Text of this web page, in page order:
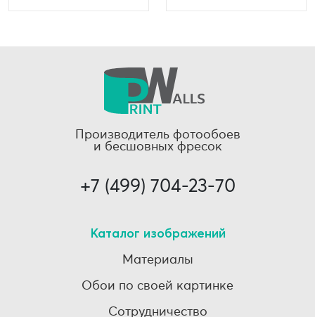
Производитель фотообоев
и бесшовных фресок
+7 (499) 704-23-70
Каталог изображений
Материалы
Обои по своей картинке
Сотрудничество